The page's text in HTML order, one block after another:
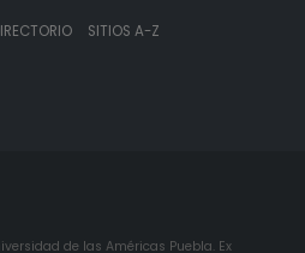
SITIOS A-Z
de las Américas Puebla. Ex